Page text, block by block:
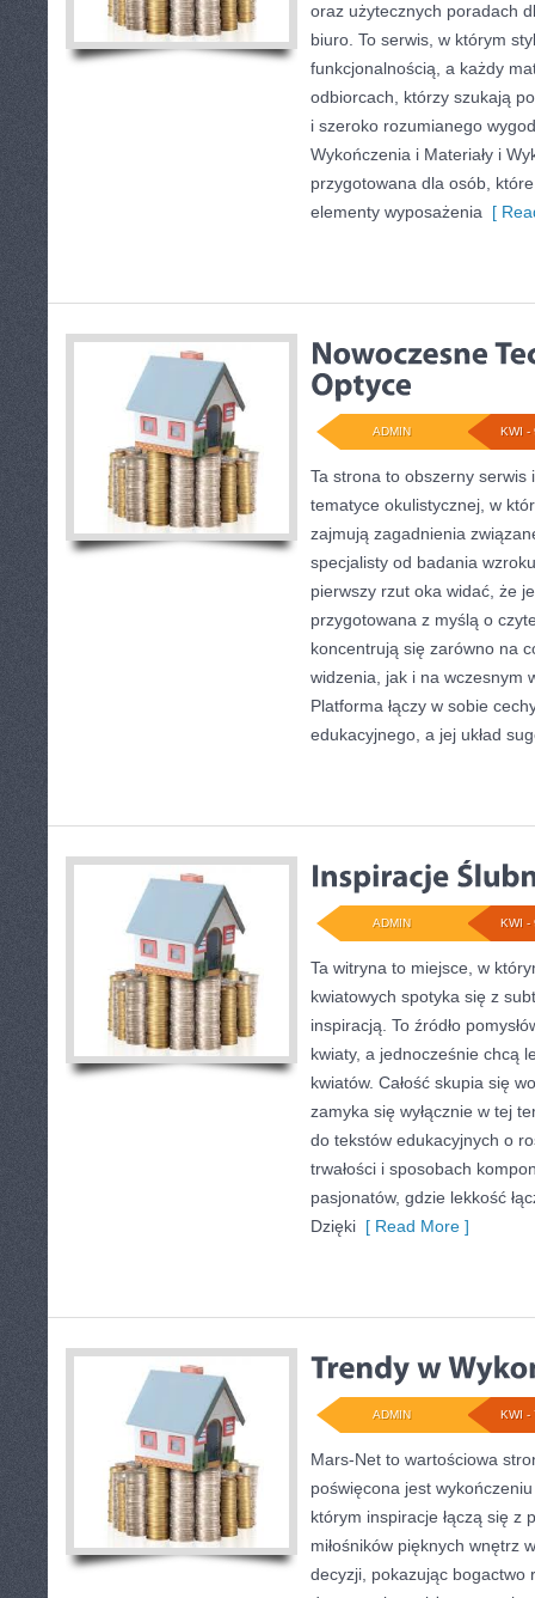
oraz użytecznych poradach
biuro. To serwis, w którym
funkcjonalnością, a każdy
odbiorcach, którzy szukają
i szeroko rozumianego
Wykończenia i Materiały i
przygotowana dla osób,
elementy wyposażenia [
KWI -
ADMIN
Ta strona to obszerny serwis
tematyce okulistycznej, w
zajmują zagadnienia
specjalisty od badania
pierwszy rzut oka widać, że
przygotowana z myślą o
koncentrują się zarówno na
widzenia, jak i na wczesnym
Platforma łączy w sobie
edukacyjnego, a jej układ
KWI -
ADMIN
Ta witryna to miejsce, w
kwiatowych spotyka się z
inspiracją. To źródło
kwiaty, a jednocześnie chcą
kwiatów. Całość skupia się
zamyka się wyłącznie w tej
do tekstów edukacyjnych o
trwałości i sposobach
pasjonatów, gdzie lekkość
Dzięki [ Read More ]
KWI -
ADMIN
Mars-Net to wartościowa
poświęcona jest
którym inspiracje łączą się z
miłośników pięknych wnętrz
decyzji, pokazując bogactwo